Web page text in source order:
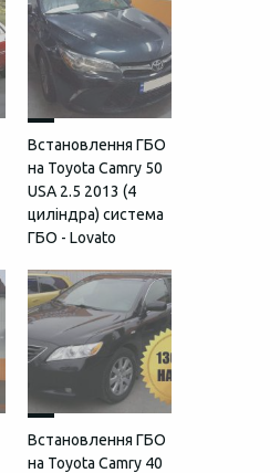
Встановлення ГБО
на Toyota Camry 50
USA 2.5 2013 (4
циліндра) система
ГБО - Lovato
Встановлення ГБО
на Toyota Camry 40